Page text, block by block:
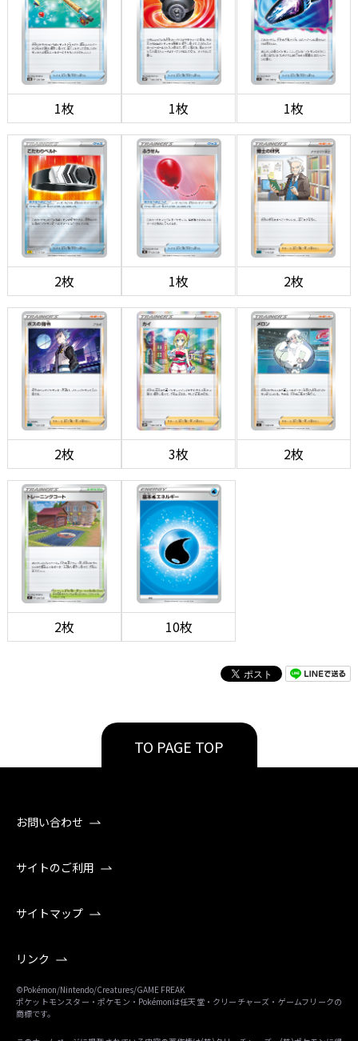
1枚 1枚 1枚
2枚 1枚 2枚
2枚 3枚 2枚
2枚 10枚
TO PAGE TOP
お問い合わせ
サイトのご利用
サイトマップ
リンク
©Pokémon/Nintendo/Creatures/GAME FREAK
ポケットモンスター・ポケモン・Pokémonは任天堂・クリーチャーズ・ゲームフリークの
商標です。